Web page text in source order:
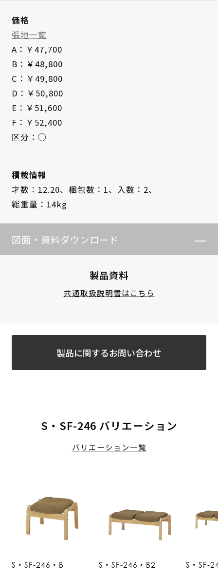
価格
張地一覧
A：￥47,700
B：￥48,800
C：￥49,800
D：￥50,800
E：￥51,600
F：￥52,400
区分：◯
積載情報
才数：12.20、 梱包数：1、 入数：2、
総重量：14kg
図面・資料ダウンロード
製品資料
共通取扱説明書はこちら
製品に関するお問い合わせ
S・SF-246 バリエーション
バリエーション一覧
S・SF-246・B S・SF-246・B2 S・SF-